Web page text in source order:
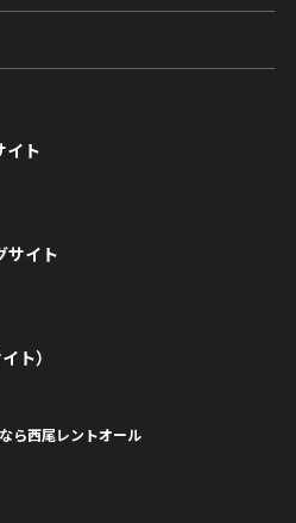
イト
サイト
ト）
ら西尾レントオール